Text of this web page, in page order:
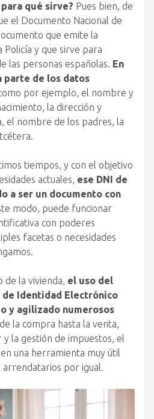
qué sirve? Pues bien, de
el Documento Nacional de
que emite la
Policía y que sirve para
las personas españolas. En
parte de los datos
por ejemplo, el nombre y
la dirección y
el nombre de los padres, la
tiempos, y con el objetivo
actuales, ese DNI de
a ser un documento con
modo, puede funcionar
con poderes
facetas o necesidades
de la vivienda, el uso del
de Identidad Electrónico
y agilizado numerosos
la compra hasta la venta,
la gestión de impuestos, el
una herramienta muy útil
por igual.